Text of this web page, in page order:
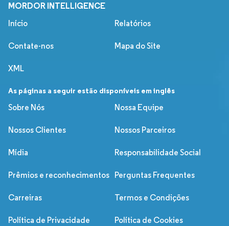
MORDOR INTELLIGENCE
Início Relatórios
Contate-nos Mapa do Site
XML
As páginas a seguir estão disponíveis em inglês
Sobre Nós
Nossa Equipe
Nossos Clientes Nossos Parceiros
Mídia Responsabilidade Social
Prêmios e reconhecimentos Perguntas Frequentes
Carreiras Termos e Condições
Política de Privacidade Política de Cookies